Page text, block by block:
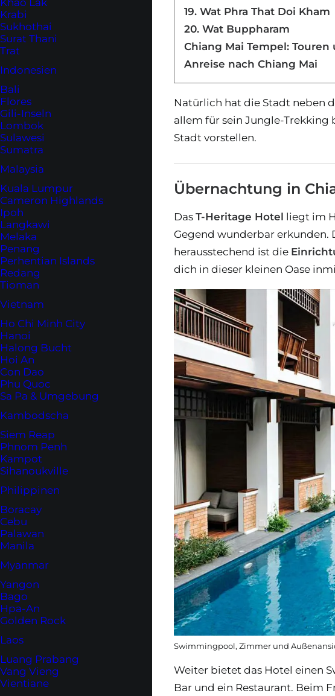
Khao Lak
Krabi
Sukhothai
Surat Thani
Trat
Indonesien
Bali
Flores
Gili-Inseln
Lombok
Sulawesi
Sumatra
Malaysia
Kuala Lumpur
Cameron Highlands
Ipoh
Langkawi
Melaka
Penang
Perhentian Islands
Redang
Tioman
Vietnam
Ho Chi Minh City
Hanoi
Halong Bucht
Hoi An
Con Dao
Phu Quoc
Sa Pa & Umgebung
Kambodscha
Siem Reap
Phnom Penh
Kampot
Sihanoukville
Philippinen
Boracay
Cebu
Palawan
Manila
Myanmar
Yangon
Bago
Hpa-An
Golden Rock
Laos
Luang Prabang
Vang Vieng
Vientiane
19. Wat Phra That Doi Kham
20. Wat Buppharam
Chiang Mai Tempel: Touren
Anreise nach Chiang Mai
Natürlich hat die Stadt neben
allem für sein Jungle-
Stadt vorstellen.
Übernachtung in
Das T-Heritage Hotel liegt im
Gegend wunderbar erkunden.
herausstechend ist die
dich in dieser kleinen Oase
Swimmingpool, Zimmer und
Weiter bietet das Hotel einen
Bar und ein Restaurant. Beim